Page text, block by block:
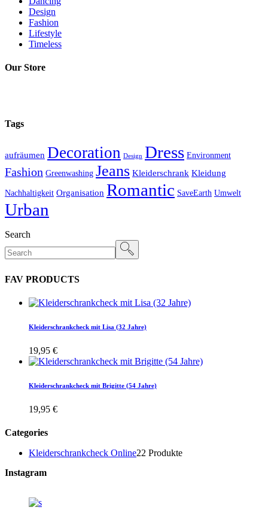
Design
Fashion
Lifestyle
Timeless
Our Store
Tags
aufräumen Decoration Design Dress Environment
Fashion Greenwashing Jeans Kleiderschrank Kleidung
Nachhaltigkeit Organisation Romantic SaveEarth Umwelt
Urban
Search
FAV PRODUCTS
Kleiderschrankcheck mit Lisa (32 Jahre)
19,95 €
Kleiderschrankcheck mit Brigitte (54 Jahre)
19,95 €
Categories
Kleiderschrankcheck Online22 Produkte
Instagram